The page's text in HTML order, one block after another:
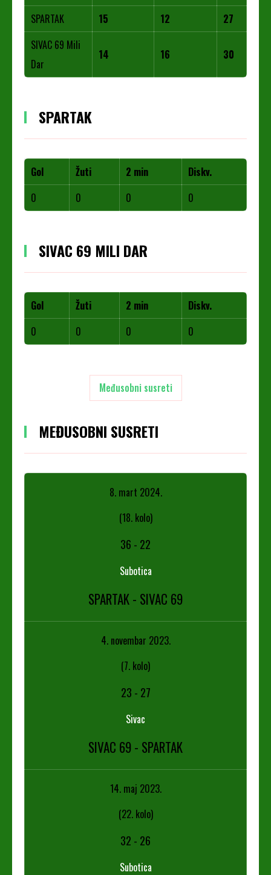
SPARTAK
15 12
27
SIVAC 69 Mili
Dar
14 16 30
SPARTAK
Gol Žuti 2 min
Diskv.
0
0 0 0
SIVAC 69 MILI DAR
Gol Žuti 2 min
Diskv.
0
0 0 0
Međusobni susreti
MEĐUSOBNI SUSRETI
8. mart 2024.
(18. kolo)
36 - 22
Subotica
SPARTAK - SIVAC 69
4. novembar 2023.
(7. kolo)
23 - 27
Sivac
SIVAC 69 - SPARTAK
14. maj 2023.
(22. kolo)
32 - 26
Subotica